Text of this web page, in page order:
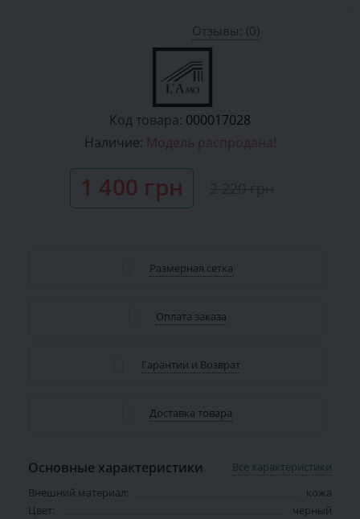
Отзывы: (0)
Код товара: 000017028
Наличие: Модель распродана!
1 400 грн
Размерная сетка
Оплата заказа
Гарантии и Возврат
Доставка товара
Основные характеристики
Все характеристики
Внешний материал:
кожа
Цвет:
черный